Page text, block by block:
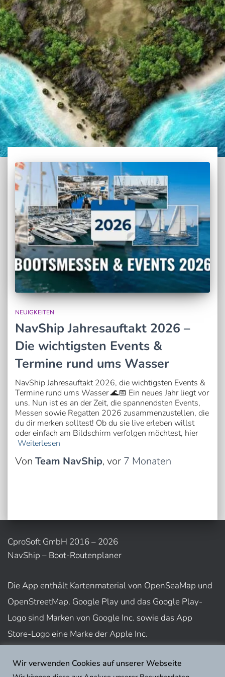
NEUIGKEITEN
NavShip Jahresauftakt 2026 –
Die wichtigsten Events &
Termine rund ums Wasser
NavShip Jahresauftakt 2026, die wichtigsten Events &
Termine rund ums Wasser 🌊📅 Ein neues Jahr liegt vor
uns. Nun ist es an der Zeit, die spannendsten Events,
Messen sowie Regatten 2026 zusammenzustellen, die
du dir merken solltest! Ob du sie live erleben willst
oder einfach am Bildschirm verfolgen möchtest, hier
Weiterlesen
Von Team NavShip, vor 7 Monaten
CproSoft GmbH 2016 – 2026
NavShip – Boot-Routenplaner
Die App enthält Kartenmaterial von OpenSeaMap und
OpenStreetMap. Google Play und das Google Play-
Logo sind Marken von Google Inc. sowie das App
Store-Logo eine Marke der Apple Inc.
Nutzungsbedingungen
Wir verwenden Cookies auf unserer Webseite